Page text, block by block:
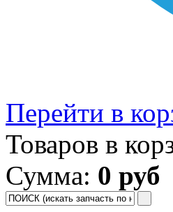
Перейти в
Товаров в
Сумма: 0 руб